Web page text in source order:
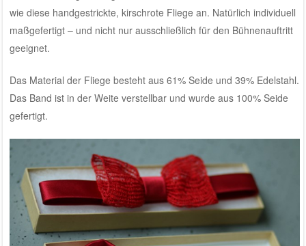
wie diese handgestrickte, kirschrote Fliege an. Natürlich individuell
maßgefertigt – und nicht nur ausschließlich für den Bühnenauftritt
geeignet.
Das Material der Fliege besteht aus 61% Seide und 39% Edelstahl.
Das Band ist in der Weite verstellbar und wurde aus 100% Seide
gefertigt.